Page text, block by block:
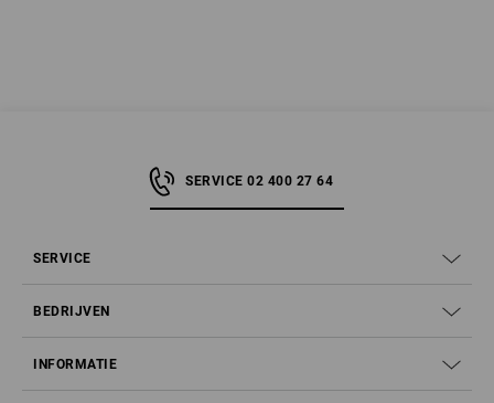
SERVICE 02 400 27 64
SERVICE
BEDRIJVEN
INFORMATIE